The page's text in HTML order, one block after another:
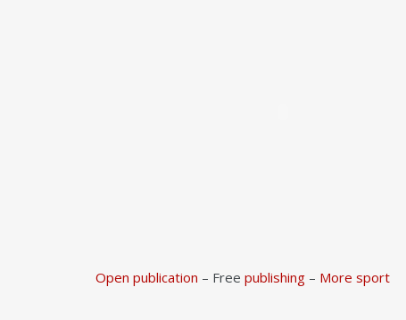
Open publication – Free publishing – More sport